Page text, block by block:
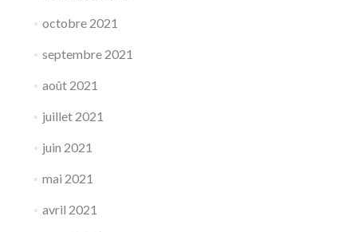
octobre 2021
septembre 2021
août 2021
juillet 2021
juin 2021
mai 2021
avril 2021